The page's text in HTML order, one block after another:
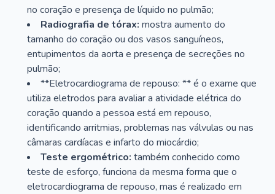
no coração e presença de líquido no pulmão;
Radiografia de tórax: mostra aumento do
tamanho do coração ou dos vasos sanguíneos,
entupimentos da aorta e presença de secreções no
pulmão;
**Eletrocardiograma de repouso: ** é o exame que
utiliza eletrodos para avaliar a atividade elétrica do
coração quando a pessoa está em repouso,
identificando arritmias, problemas nas válvulas ou nas
câmaras cardíacas e infarto do miocárdio;
Teste ergométrico: também conhecido como
teste de esforço, funciona da mesma forma que o
eletrocardiograma de repouso, mas é realizado em